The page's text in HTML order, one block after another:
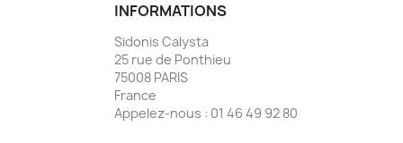
INFORMATIONS
Sidonis Calysta
25 rue de Ponthieu
75008 PARIS
France
Appelez-nous : 01 46 49 92 80